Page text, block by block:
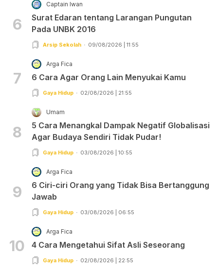
6
Captain Iwan
Surat Edaran tentang Larangan Pungutan
Pada UNBK 2016
Arsip Sekolah 09/08/2026 | 11:55
7
Arga Fica
6 Cara Agar Orang Lain Menyukai Kamu
Gaya Hidup 02/08/2026 | 21:55
8
Umam
5 Cara Menangkal Dampak Negatif Globalisasi
Agar Budaya Sendiri Tidak Pudar!
Gaya Hidup 03/08/2026 | 10:55
9
Arga Fica
6 Ciri-ciri Orang yang Tidak Bisa Bertanggung
Jawab
Gaya Hidup 03/08/2026 | 06:55
10
Arga Fica
4 Cara Mengetahui Sifat Asli Seseorang
Gaya Hidup 02/08/2026 | 22:55